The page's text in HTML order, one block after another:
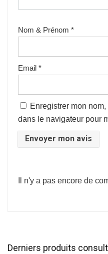
Nom & Prénom *
Email *
Enregistrer mon
dans le navigateur pour
Il n'y a pas encore de
Derniers produits